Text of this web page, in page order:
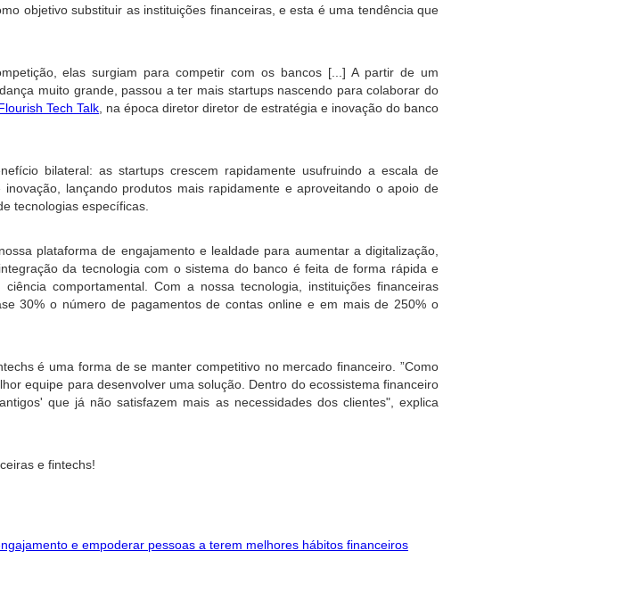
objetivo substituir as instituições financeiras, e esta é uma tendência que
elas surgiam para competir com os bancos [...] A partir de um
muito grande, passou a ter mais startups nascendo para colaborar do
Tech Talk , na época diretor diretor de estratégia e inovação do banco
bilateral: as startups crescem rapidamente usufruindo a escala de
lançando produtos mais rapidamente e aproveitando o apoio de
tecnologias específicas.
plataforma de engajamento e lealdade para aumentar a digitalização,
da tecnologia com o sistema do banco é feita de forma rápida e
comportamental. Com a nossa tecnologia, instituições financeiras
30% o número de pagamentos de contas online e em mais de 250% o
é uma forma de se manter competitivo no mercado financeiro. ”Como
equipe para desenvolver uma solução. Dentro do ecossistema financeiro
que já não satisfazem mais as necessidades dos clientes", explica
e fintechs!
e empoderar pessoas a terem melhores hábitos financeiros